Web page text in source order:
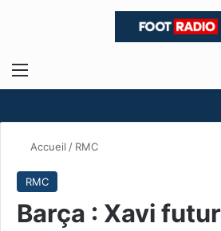
Menu
Accueil / RMC
RMC
Barça : Xavi futur